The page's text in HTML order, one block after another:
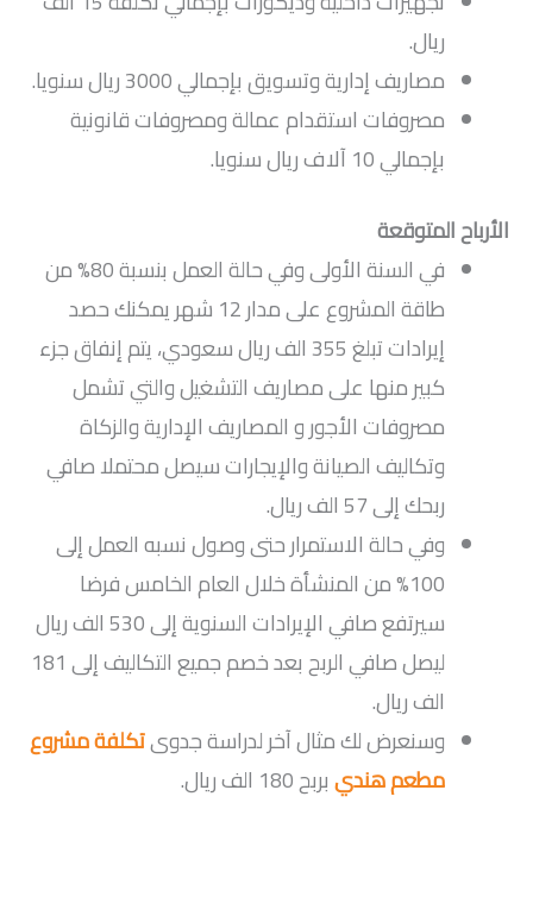
ريال.
مصاريف إدارية وتسويق بإجمالي 3000 ريال سنويا.
مصروفات استقدام عمالة ومصروفات قانونية
بإجمالي 10 آلاف ريال سنويا.
الأرباح المتوقعة
في السنة الأولى وفي حالة العمل بنسبة 80% من
طاقة المشروع على مدار 12 شهر يمكنك حصد
إيرادات تبلغ 355 الف ريال سعودي، يتم إنفاق جزء
كبير منها على مصاريف التشغيل والتي تشمل
مصروفات الأجور و المصاريف الإدارية والزكاة
وتكاليف الصيانة والإيجارات سيصل محتملا صافي
ربحك إلى 57 الف ريال.
وفي حالة الاستمرار حتى وصول نسبه العمل إلى
100% من المنشأة خلال العام الخامس فرضا
سيرتفع صافي الإيرادات السنوية إلى 530 الف ريال
ليصل صافي الربح بعد خصم جميع التكاليف إلى 181
الف ريال.
وسنعرض لك مثال آخر لدراسة جدوىتكلفة مشروع
مطعم هنديبربح 180 الف ريال.